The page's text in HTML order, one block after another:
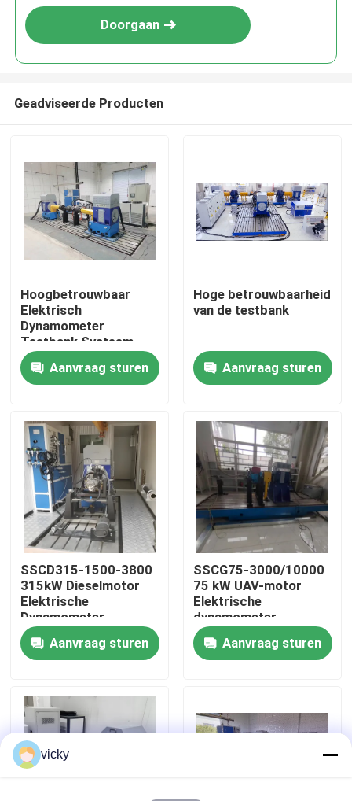
Thuis
Over Ons
Fabriekstour
Kwaliteitscontrole
Neem contact met ons op
Nieuws
Gevallen
Torsiedynamometer
Doorgaan
Geadviseerde Producten
Hoogbetrouwbaar
Elektrisch
Dynamometer
Testbank Systeem
Aanvraag sturen
Hoge betrouwbaarheid
van de testbank
Aanvraag sturen
SSCD315-1500-3800
315kW Dieselmotor
Elektrische
Dynamometer
Testbank Systeem
Aanvraag sturen
SSCG75-3000/10000
75 kW UAV-motor
Elektrische
dynamometer
testbank
Aanvraag sturen
vicky